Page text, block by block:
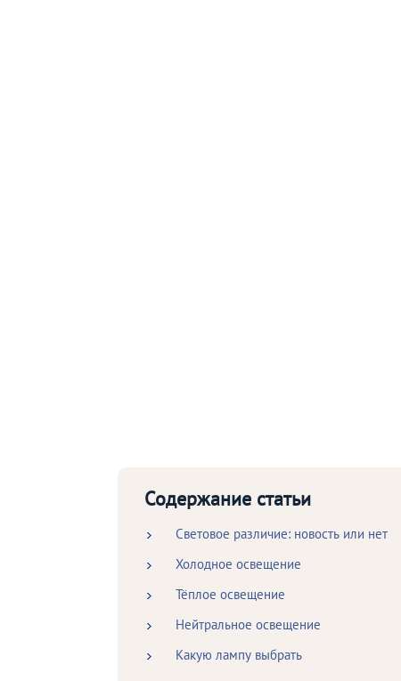
Содержание статьи
Световое различие: новость или нет
Холодное освещение
Тёплое освещение
Нейтральное освещение
Какую лампу выбрать